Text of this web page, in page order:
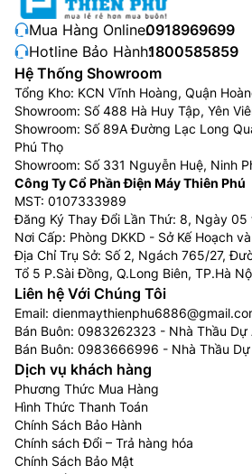
Quốc với thiết kế hiện đại, đa
nghệ phù hợp với thị hiếu của đa
hiện nay. Các dòngtivi Samsung
hàng yêu thích: Samsung qled,
biệt, từ năm 2025 Samsung đã
thông minh nhân tạo AI cho hầu
giúp chọn lọc và giảm thiểu đáng
hạt, mang đến hình ảnh sắc nét
Bên cạnh đó, tivi Samsung với
Quantum Dot sẽ mang lại những
sắc rực rỡ, nịnh mắt. Ngoài ra, các
tích hợp tính năng điều khiển
sử dụng dành cho cả trẻ em lẫn
Mua Hàng Online:0918969699
Hotline Bảo Hành:1800585859
Hệ Thống Showroom
Tổng Kho: KCN Vĩnh Hoàng, Quận
Showroom: Số 488 Hà Huy Tập, Yên
Showroom: Số 89A Đường Lạc Long
Phú Thọ
Showroom: Số 331 Nguyễn Huệ, Ninh
Công Ty Cổ Phần Điện Máy Thiên Phú
MST: 0107333989
Đăng Ký Thay Đổi Lần Thứ: 8, Ngày
Nơi Cấp: Phòng DKKD - Sở Kế Hoạch
Địa Chỉ Trụ Sở: Số 2, Ngách 765/27,
Tổ 5 P.Sài Đồng, Q.Long Biên, TP.Hà
Liên hệ Với Chúng Tôi
Email:
Bán Buôn: 0983262323 - Nhà Thầu Dự
Bán Buôn: 0983666996 - Nhà Thầu Dự
Dịch vụ khách hàng
Phương Thức Mua Hàng
Hình Thức Thanh Toán
Chính Sách Bảo Hành
Chính sách Đổi – Trả hàng hóa
Chính Sách Bảo Mật